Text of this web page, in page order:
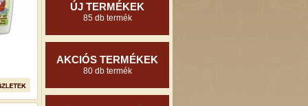
ÚJ TERMÉKEK
85 db termék
AKCIÓS TERMÉKEK
80 db termék